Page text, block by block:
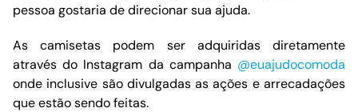
pessoa gostaria de direcionar sua ajuda.
As camisetas podem ser adquiridas diretamente
através do Instagram da campanha @euajudocomoda
onde inclusive são divulgadas as ações e arrecadações
que estão sendo feitas.